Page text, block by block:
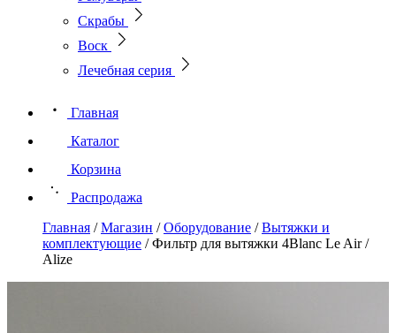
Скрабы
Воск
Лечебная серия
Главная
Каталог
Корзина
Распродажа
Главная /Магазин /Оборудование /Вытяжки и
комплектующие /Фильтр для вытяжки 4Blanc Le Air /
Alize